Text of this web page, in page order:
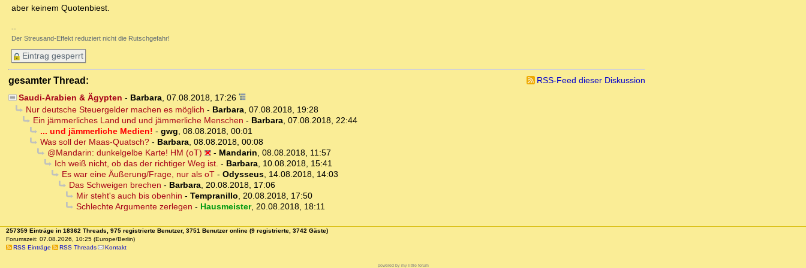
aber keinem Quotenbiest.
--
Der Streusand-Effekt reduziert nicht die Rutschgefahr!
Eintrag gesperrt
gesamter Thread:
RSS-Feed dieser Diskussion
Saudi-Arabien & Ägypten - Barbara, 07.08.2018, 17:26
Nur deutsche Steuergelder machen es möglich - Barbara, 07.08.2018, 19:28
Ein jämmerliches Land und und jämmerliche Menschen - Barbara, 07.08.2018, 22:44
... und jämmerliche Medien! - gwg, 08.08.2018, 00:01
Was soll der Maas-Quatsch?- Barbara, 08.08.2018, 00:08
@Mandarin: dunkelgelbe Karte! HM (oT)
- Mandarin, 08.08.2018, 11:57
Ich weiß nicht, ob das der richtiger Weg ist. - Barbara, 10.08.2018, 15:41
Es war eine Äußerung/Frage, nur als oT- Odysseus, 14.08.2018, 14:03
Das Schweigen brechen - Barbara, 20.08.2018, 17:06
Mir steht's auch bis obenhin - Tempranillo, 20.08.2018, 17:50
Schlechte Argumente zerlegen - Hausmeister, 20.08.2018, 18:11
257359 Einträge in 18362 Threads, 975 registrierte Benutzer, 3751 Benutzer online (9 registrierte, 3742 Gäste)
Forumszeit: 07.08.2026, 10:25 (Europe/Berlin)
RSS Einträge
RSS Threads Kontakt
powered by my little forum